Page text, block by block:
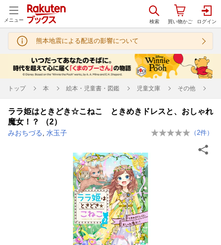
メニュー
熊本地震による配送の影響について
トップ 本 絵本・児童書・図鑑 児童文庫 その他
ララ姫はときどき☆こねこ ときめきドレスと、おしゃれ
魔女！？ （2）
みおちづる 水玉子 （ 2件）